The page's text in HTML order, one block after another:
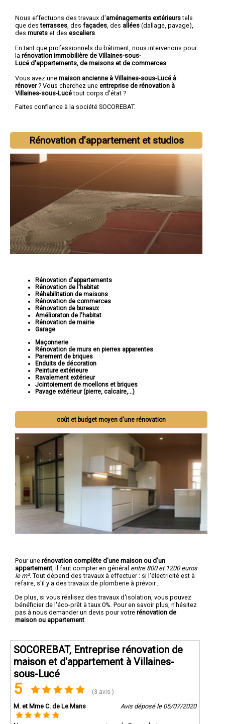
Nous effectuons des travaux d'aménagements extérieurstels
que desterrasses , des façades , des allées (dallage, pavage),
des murets et des escaliers
En tant que professionnels du bâtiment, nous intervenons pour
la rénovation immobilière de Villaines-sous-
Lucé d'appartements, de maisons et de commerces
Vous avez une maison ancienne à Villaines-sous-Lucé à
rénover? Vous cherchez une entreprise de rénovation à
Villaines-sous-Lucétout corps d'état ?
Faites confiance à la société SOCOREBAT.
Rénovation d’appartement et studios
Rénovation d'appartements
Rénovation de l'habitat
Réhabilitation de maisons
Rénovation de commerces
Rénovation de bureaux
Amélioraton de l'habitat
Rénovation de mairie
Garage
Maçonnerie
Rénovation de murs en pierres apparentes
Parement de briques
Enduits de décoration
Peinture extérieure
Ravalement extérieur
Jointoiement de moellons et briques
Pavage extérieur (pierre, calcaire,...)
coût et budget moyen d'une rénovation
Pour une rénovation complête d'une maison ou d'un
appartement , il faut compter en général entre 800 et 1200 euros
le m². Tout dépend des travaux à effectuer : si l'électricité est à
refaire, s'il y a des travaux de plomberie à prévoir...
De plus, si vous réalisez des travaux d'isolation, vous pouvez
bénéficier de l'éco-prêt à taux 0%. Pour en savoir plus, n'hésitez
pas à nous demander un devis pour votre rénovation de
maison ou appartement
SOCOREBAT, Entreprise rénovation de
maison et d'appartement à Villaines-
sous-Lucé
5 (3 avis )
M. et Mme C. de Le Mans Avis déposé le 05/07/2020